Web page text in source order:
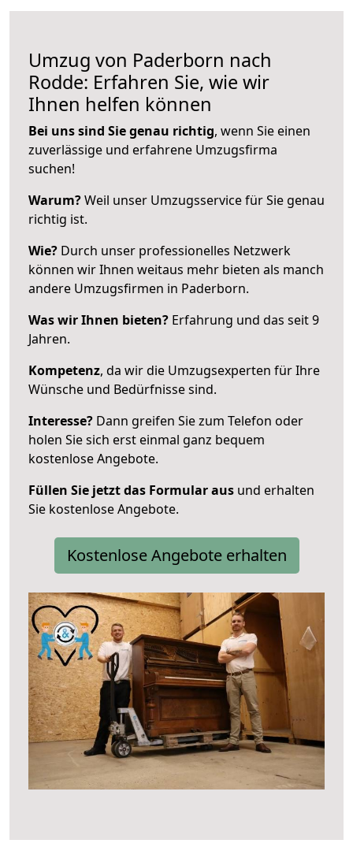
Umzug von Paderborn nach
Rodde: Erfahren Sie, wie wir
Ihnen helfen können
Bei uns sind Sie genau richtig, wenn Sie einen
zuverlässige und erfahrene Umzugsfirma
suchen!
Warum?Weil unser Umzugsservice für Sie genau
richtig ist.
Wie? Durch unser professionelles Netzwerk
können wir Ihnen weitaus mehr bieten als manch
andere Umzugsfirmen in Paderborn.
Was wir Ihnen bieten? Erfahrung und das seit 9
Jahren.
Kompetenz, da wir die Umzugsexperten für Ihre
Wünsche und Bedürfnisse sind.
Interesse? Dann greifen Sie zum Telefon oder
holen Sie sich erst einmal ganz bequem
kostenlose Angebote.
Füllen Sie jetzt das Formular aus und erhalten
Sie kostenlose Angebote.
Kostenlose Angebote erhalten